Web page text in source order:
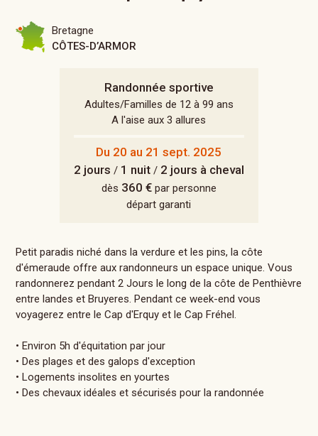
Randonnée sportive
Adultes/Familles de 12 à 99 ans
A l'aise aux 3 allures
Du 20 au 21 sept. 2025
2 jours / 1 nuit/ 2 jours à cheval
dès 360 €par personne
départ garanti
Bretagne
CÔTES-D’ARMOR
Petit paradis niché dans la verdure et les pins, la côte
d'émeraude offre aux randonneurs un espace unique. Vous
randonnerez pendant 2 Jours le long de la côte de Penthièvre
entre landes et Bruyeres. Pendant ce week-end vous
voyagerez entre le Cap d'Erquy et le Cap Fréhel.
• Environ 5h d'équitation par jour
• Des plages et des galops d'exception
• Logements insolites en yourtes
• Des chevaux idéales et sécurisés pour la randonnée